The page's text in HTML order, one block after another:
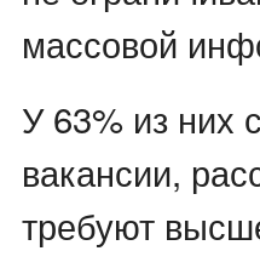
массовой
У 63% из них
вакансии,
требуют